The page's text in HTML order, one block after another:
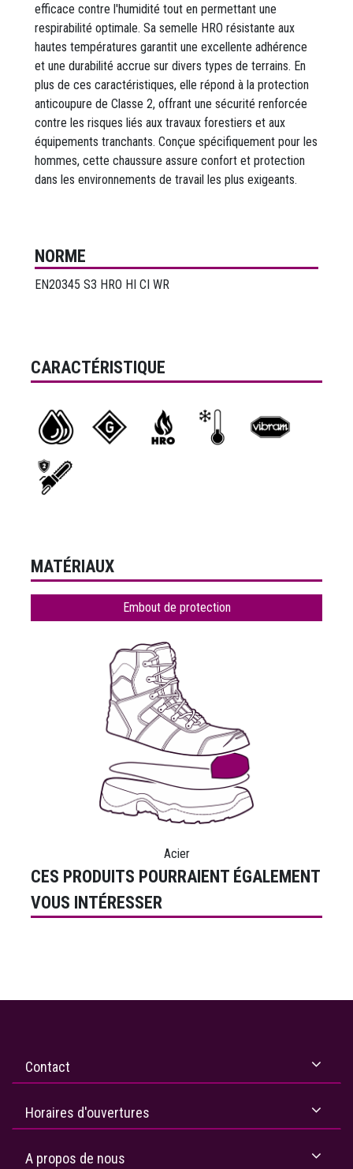
efficace contre l'humidité tout en permettant une
respirabilité optimale. Sa semelle HRO résistante aux
hautes températures garantit une excellente adhérence
et une durabilité accrue sur divers types de terrains. En
plus de ces caractéristiques, elle répond à la protection
anticoupure de Classe 2, offrant une sécurité renforcée
contre les risques liés aux travaux forestiers et aux
équipements tranchants. Conçue spécifiquement pour les
hommes, cette chaussure assure confort et protection
dans les environnements de travail les plus exigeants.
NORME
EN20345 S3 HRO HI CI WR
CARACTÉRISTIQUE
MATÉRIAUX
Embout de protection
Acier
CES PRODUITS POURRAIENT ÉGALEMENT
VOUS INTÉRESSER
Contact
Horaires d'ouvertures
A propos de nous